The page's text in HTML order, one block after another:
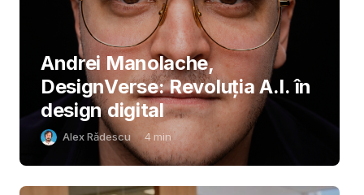
Andrei Manolache,
DesignVerse: Revoluția A.I. în
design digital
Alex Rădescu 4 min